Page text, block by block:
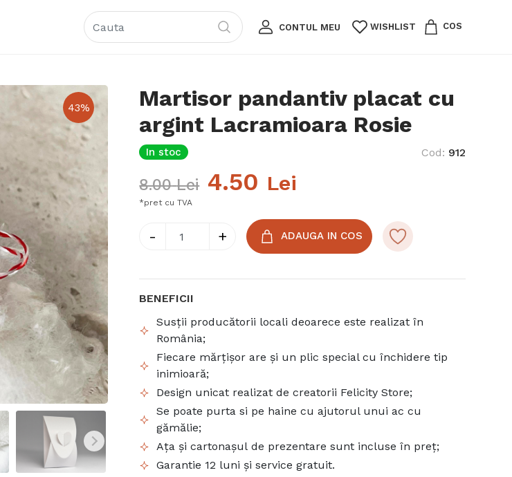
CONTUL MEU WISHLIST COS
43%
Martisor pandantiv placat cu
argint Lacramioara Rosie
In stoc Cod: 912
8.00 Lei 4.50 Lei
*pret cu TVA
- + ADAUGA IN COS
BENEFICII
Susții producătorii locali deoarece este realizat în
România;
Fiecare mărțișor are și un plic special cu închidere tip
inimioară;
Design unicat realizat de creatorii Felicity Store;
Se poate purta si pe haine cu ajutorul unui ac cu
gămălie;
Ața și cartonașul de prezentare sunt incluse în preț;
Garantie 12 luni și service gratuit.